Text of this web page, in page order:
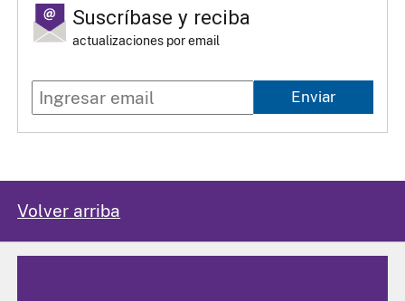
Suscríbase y reciba
actualizaciones por email
Enviar
Volver arriba